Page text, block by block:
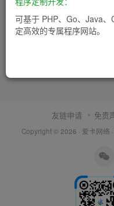
5个月前
友链申请 免责
Copyright © 2026 · 爱卡网络 ·
可基于 PHP、Go、Java
定高效的专属程序网站。